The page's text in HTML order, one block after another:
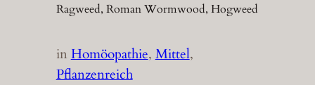
Ragweed, Roman Wormwood, Hogweed
inHomöopathie, Mittel
Pflanzenreich